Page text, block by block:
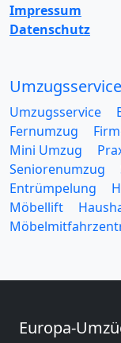
Impressum
Datenschutz
Umzugsservice
Umzugsservice
Fernumzug
Mini Umzug
Seniorenumzug
Entrümpelung
Möbellift
Europa-